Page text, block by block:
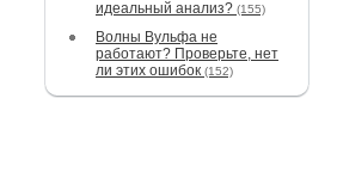
идеальный анализ? (155)
Волны Вульфа не
работают? Проверьте, нет
ли этих ошибок (152)